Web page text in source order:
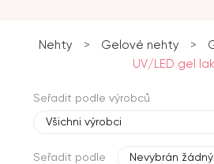
Nehty > Gelové nehty >
UV/LED gel
Seřadit podle výrobců
Všichni výrobci
Seřadit podle Nevybrán